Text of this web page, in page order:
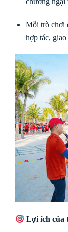
Mỗi trò chơi
hợp tác,
Lợi ích của